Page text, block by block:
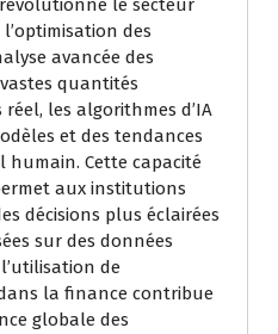
le secteur
des
avancée des
quantités
les algorithmes d’IA
et des tendances
humain. Cette capacité
aux institutions
décisions plus éclairées
sur des données
de
la finance contribue
globale des